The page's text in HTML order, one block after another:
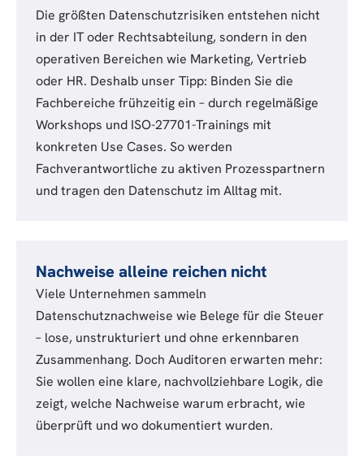
Die größten Datenschutzrisiken entstehen nicht
in der IT oder Rechtsabteilung, sondern in den
operativen Bereichen wie Marketing, Vertrieb
oder HR. Deshalb unser Tipp: Binden Sie die
Fachbereiche frühzeitig ein – durch regelmäßige
Workshops und ISO-27701-Trainings mit
konkreten Use Cases. So werden
Fachverantwortliche zu aktiven Prozesspartnern
und tragen den Datenschutz im Alltag mit.
Nachweise alleine reichen nicht
Viele Unternehmen sammeln
Datenschutznachweise wie Belege für die Steuer
– lose, unstrukturiert und ohne erkennbaren
Zusammenhang. Doch Auditoren erwarten mehr:
Sie wollen eine klare, nachvollziehbare Logik, die
zeigt, welche Nachweise warum erbracht, wie
überprüft und wo dokumentiert wurden.